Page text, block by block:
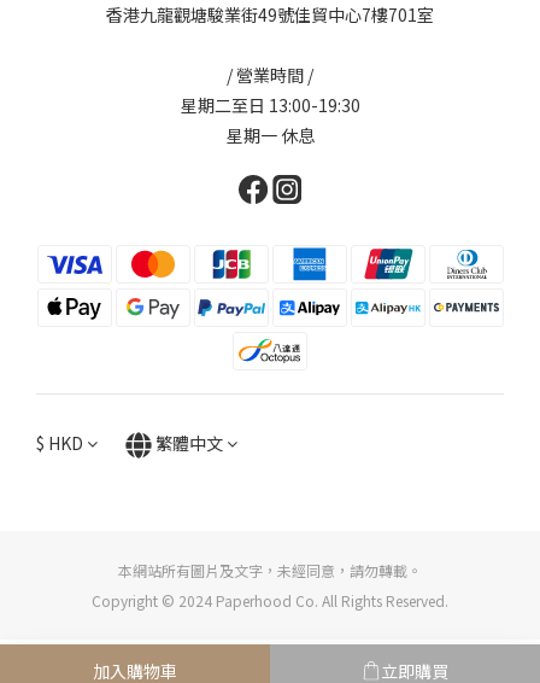
加入購物車 立即購買
香港九龍觀塘駿業街49號佳貿中心7樓701室
/ 營業時間 /
星期二至日 13:00-19:30
星期一 休息
$ HKD 繁體中文
本網站所有圖片及文字，未經同意，請勿轉載。
Copyright © 2024 Paperhood Co. All Rights Reserved.